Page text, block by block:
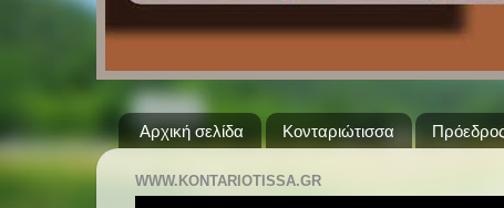
Αρχική σελίδα Κονταριώτισσα
WWW.KONTARIOTISSA.GR